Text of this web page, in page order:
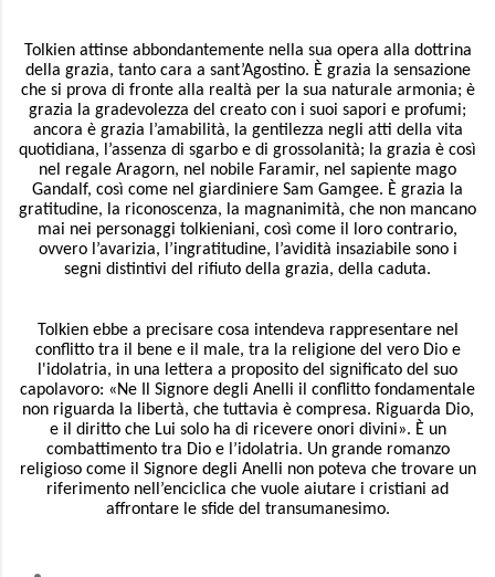
Tolkien attinse abbondantemente nella sua opera alla dottrina
della grazia, tanto cara a sant’Agostino. È grazia la sensazione
che si prova di fronte alla realtà per la sua naturale armonia; è
grazia la gradevolezza del creato con i suoi sapori e profumi;
ancora è grazia l’amabilità, la gentilezza negli atti della vita
quotidiana, l’assenza di sgarbo e di grossolanità; la grazia è così
nel regale Aragorn, nel nobile Faramir, nel sapiente mago
Gandalf, così come nel giardiniere Sam Gamgee. È grazia la
gratitudine, la riconoscenza, la magnanimità, che non mancano
mai nei personaggi tolkieniani, così come il loro contrario,
ovvero l’avarizia, l’ingratitudine, l’avidità insaziabile sono i
segni distintivi del rifiuto della grazia, della caduta.
Tolkien ebbe a precisare cosa intendeva rappresentare nel
conflitto tra il bene e il male, tra la religione del vero Dio e
l'idolatria, in una lettera a proposito del significato del suo
capolavoro: «Ne Il Signore degli Anelli il conflitto fondamentale
non riguarda la libertà, che tuttavia è compresa. Riguarda Dio,
e il diritto che Lui solo ha di ricevere onori divini». È un
combattimento tra Dio e l’idolatria. Un grande romanzo
religioso come il Signore degli Anelli non poteva che trovare un
riferimento nell’enciclica che vuole aiutare i cristiani ad
affrontare le sfide del transumanesimo.